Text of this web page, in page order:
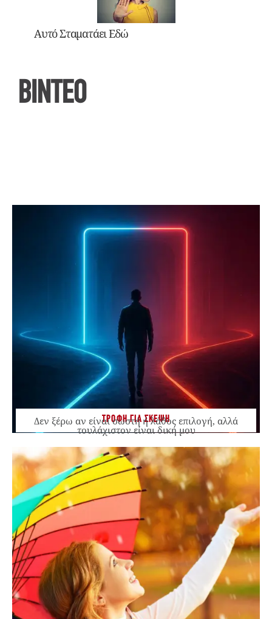
Αυτό Σταματάει Εδώ
ΒΙΝΤΕΟ
ΤΡΟΦΗ ΓΙΑ ΣΚΕΨΗ
Δεν ξέρω αν είναι σωστή ή λάθος επιλογή, αλλά
τουλάχιστον είναι δική μου